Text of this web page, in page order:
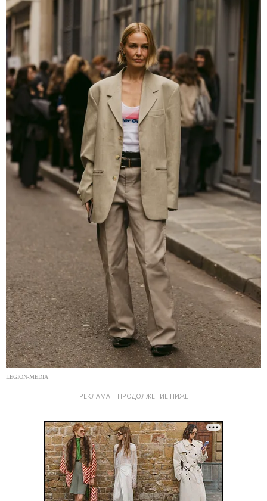
LEGION-MEDIA
РЕКЛАМА – ПРОДОЛЖЕНИЕ НИЖЕ